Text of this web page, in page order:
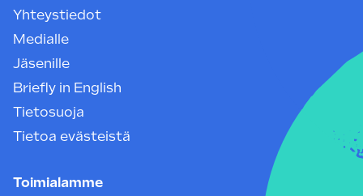
Yhteystiedot
Medialle
Jäsenille
Briefly in English
Tietosuoja
Tietoa evästeistä
Toimialamme